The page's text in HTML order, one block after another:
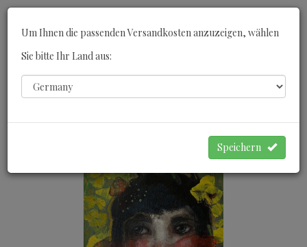
Um Ihnen die passenden Versandkosten anzuzeigen, wählen
Sie bitte Ihr Land aus:
Speichern